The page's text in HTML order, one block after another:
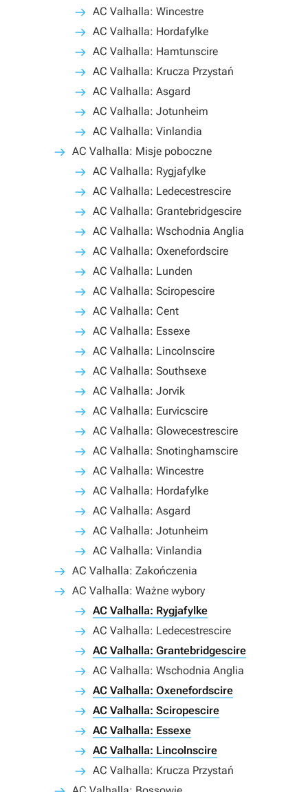
AC Valhalla: Wincestre
AC Valhalla: Hordafylke
AC Valhalla: Hamtunscire
AC Valhalla: Krucza Przystań
AC Valhalla: Asgard
AC Valhalla: Jotunheim
AC Valhalla: Vinlandia
AC Valhalla: Misje poboczne
AC Valhalla: Rygjafylke
AC Valhalla: Ledecestrescire
AC Valhalla: Grantebridgescire
AC Valhalla: Wschodnia Anglia
AC Valhalla: Oxenefordscire
AC Valhalla: Lunden
AC Valhalla: Sciropescire
AC Valhalla: Cent
AC Valhalla: Essexe
AC Valhalla: Lincolnscire
AC Valhalla: Southsexe
AC Valhalla: Jorvik
AC Valhalla: Eurvicscire
AC Valhalla: Glowecestrescire
AC Valhalla: Snotinghamscire
AC Valhalla: Wincestre
AC Valhalla: Hordafylke
AC Valhalla: Asgard
AC Valhalla: Jotunheim
AC Valhalla: Vinlandia
AC Valhalla: Zakończenia
AC Valhalla: Ważne wybory
AC Valhalla: Rygjafylke
AC Valhalla: Ledecestrescire
AC Valhalla: Grantebridgescire
AC Valhalla: Wschodnia Anglia
AC Valhalla: Oxenefordscire
AC Valhalla: Sciropescire
AC Valhalla: Essexe
AC Valhalla: Lincolnscire
AC Valhalla: Krucza Przystań